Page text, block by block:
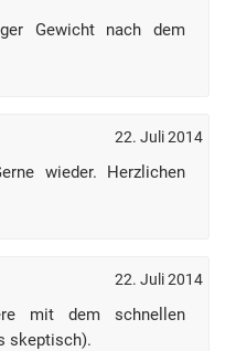
Gewicht nach dem
22. Juli 2014
wieder. Herzlichen
22. Juli 2014
mit dem schnellen
skeptisch).